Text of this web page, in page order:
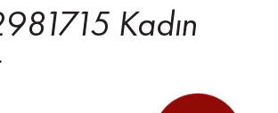
Kadın